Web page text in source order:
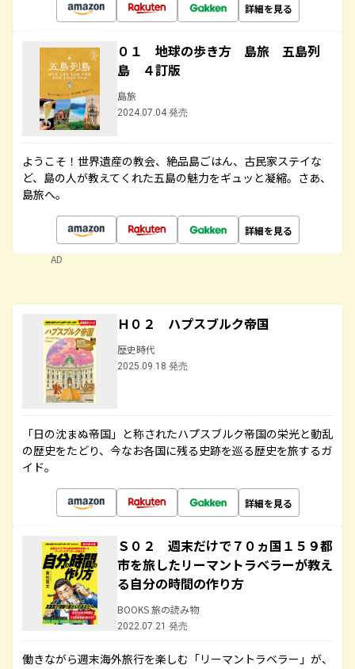
詳細を見る
０１ 地球の歩き方 島旅 五島列
島 ４訂版
島旅
2024.07.04 発売
ようこそ！世界遺産の教会、絶品島ごはん、古民家ステイな
ど、島の人が教えてくれた五島の魅力をギュッと凝縮。さあ、
島旅へ。
詳細を見る
AD
Ｈ０２ ハプスブルク帝国
歴史時代
2025.09.18 発売
「日の沈まぬ帝国」と称されたハプスブルク帝国の栄光と動乱
の歴史をたどり、今なお各国に残る史跡を巡る歴史を旅するガ
イド。
詳細を見る
Ｓ０２ 週末だけで７０ヵ国１５９都
市を旅したリーマントラベラーが教え
る自分の時間の作り方
BOOKS 旅の読み物
2022.07.21 発売
働きながら週末海外旅行を楽しむ「リーマントラベラー」が、